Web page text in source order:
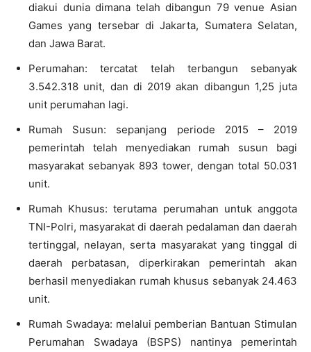
diakui dunia dimana telah dibangun 79 venue Asian
Games yang tersebar di Jakarta, Sumatera Selatan,
dan Jawa Barat.
Perumahan: tercatat telah terbangun sebanyak
3.542.318 unit, dan di 2019 akan dibangun 1,25 juta
unit perumahan lagi.
Rumah Susun: sepanjang periode 2015 – 2019
pemerintah telah menyediakan rumah susun bagi
masyarakat sebanyak 893 tower, dengan total 50.031
unit.
Rumah Khusus: terutama perumahan untuk anggota
TNI-Polri, masyarakat di daerah pedalaman dan daerah
tertinggal, nelayan, serta masyarakat yang tinggal di
daerah perbatasan, diperkirakan pemerintah akan
berhasil menyediakan rumah khusus sebanyak 24.463
unit.
Rumah Swadaya: melalui pemberian Bantuan Stimulan
Perumahan Swadaya (BSPS) nantinya pemerintah